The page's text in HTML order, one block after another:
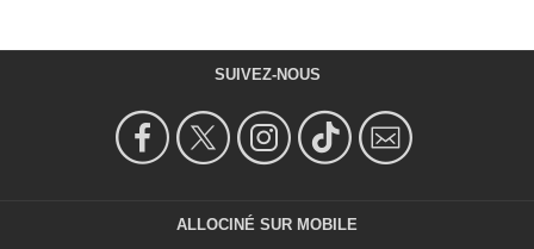
SUIVEZ-NOUS
ALLOCINÉ SUR MOBILE